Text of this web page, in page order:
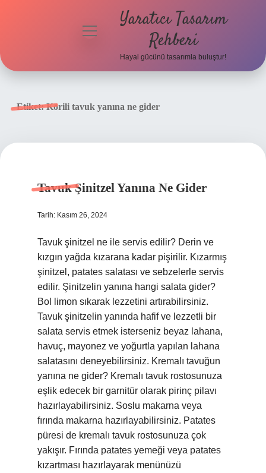
Politikası
menüyü
Yaratıcı Tasarım
Rehberi
Hayal gücünü tasarımla buluştur!
Etiket:Körili tavuk yanına ne gider
Tavuk Şinitzel Yanına Ne Gider
Tarih: Kasım 26, 2024
Tavuk şinitzel ne ile servis edilir? Derin ve
kızgın yağda kızarana kadar pişirilir. Kızarmış
şinitzel, patates salatası ve sebzelerle servis
edilir. Şinitzelin yanına hangi salata gider?
Bol limon sıkarak lezzetini artırabilirsiniz.
Tavuk şinitzelin yanında hafif ve lezzetli bir
salata servis etmek isterseniz beyaz lahana,
havuç, mayonez ve yoğurtla yapılan lahana
salatasını deneyebilirsiniz. Kremalı tavuğun
yanına ne gider? Kremalı tavuk rostosunuza
eşlik edecek bir garnitür olarak pirinç pilavı
hazırlayabilirsiniz. Soslu makarna veya
fırında makarna hazırlayabilirsiniz. Patates
püresi de kremalı tavuk rostosunuza çok
yakışır. Fırında patates yemeği veya patates
kızartması hazırlayarak menünüzü